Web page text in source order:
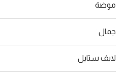
موضة
جمال
لايف ستايل